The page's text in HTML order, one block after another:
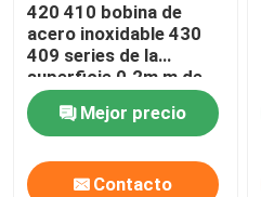
SS Barra redonda
420 410 bobina de
acero inoxidable 430
409 series de la
superficie 0.2m m de
los VAGOS
Mejor precio
Contacto